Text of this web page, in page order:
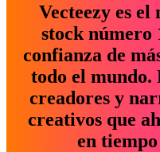
Vecteezy es el
stock número
confianza de
todo el mundo.
creadores y
creativos que
en